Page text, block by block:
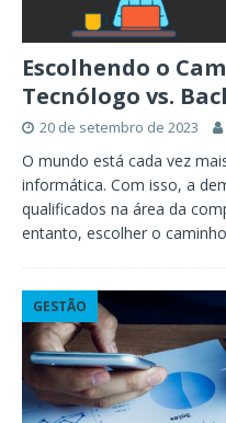
Escolhendo o
Tecnólogo vs.
20 de setembro de 2023
O mundo está cada vez
informática. Com isso, a
qualificados na área da
entanto, escolher o
GESTÃO